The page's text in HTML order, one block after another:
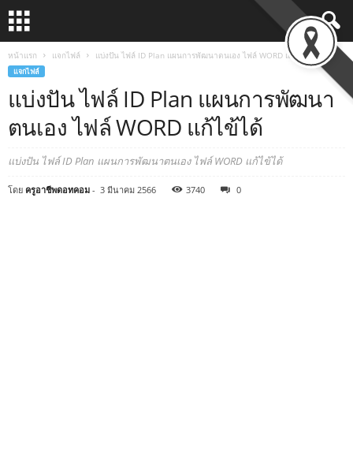
หน้าแรก แจกไฟล์ แบ่งปัน ไฟล์ ID Plan แผนการพัฒนาตนเอง ไฟล์ WORD แก้ไข้ได้
แจกไฟล์
แบ่งปัน ไฟล์ ID Plan แผนการพัฒนา
ตนเอง ไฟล์ WORD แก้ไข้ได้
แบ่งปัน ไฟล์ ID Plan แผนการพัฒนาตนเอง ไฟล์ WORD แก้ไข้ได้
โดย ครูอาชีพดอทคอม - 3 มีนาคม 2566 3740 0